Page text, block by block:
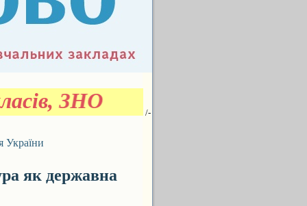
ЗНО
/-
України
як державна